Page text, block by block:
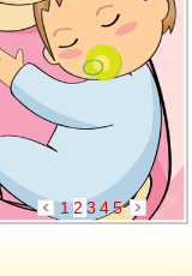
1 2 3 45